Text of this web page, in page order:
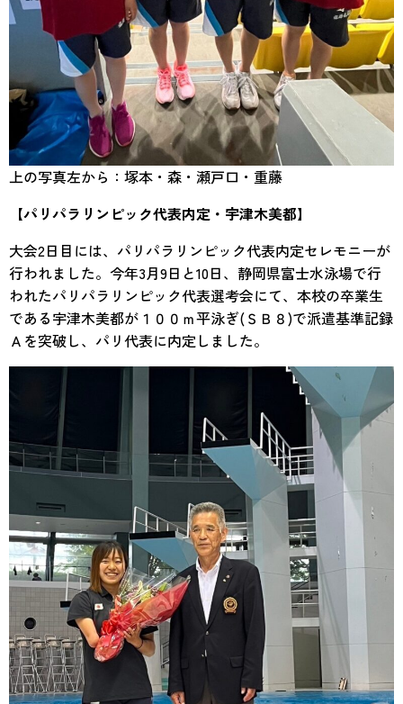
上の写真左から：塚本・森・瀬戸口・重藤
【パリパラリンピック代表内定・宇津木美都】
大会2日目には、パリパラリンピック代表内定セレモニーが
行われました。今年3月9日と10日、静岡県富士水泳場で行
われたパリパラリンピック代表選考会にて、本校の卒業生
である宇津木美都が１００ｍ平泳ぎ(ＳＢ８)で派遣基準記録
Ａを突破し、パリ代表に内定しました。